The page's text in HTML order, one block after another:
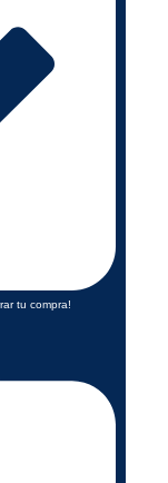
tu compra!